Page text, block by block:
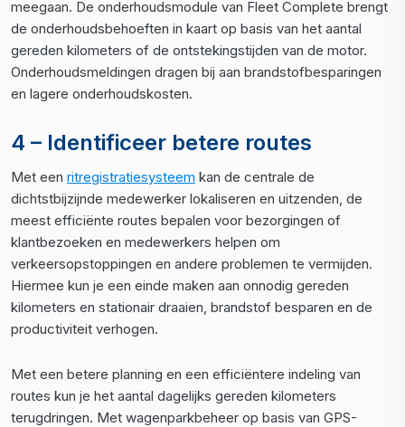
meegaan. De onderhoudsmodule van Fleet Complete brengt
de onderhoudsbehoeften in kaart op basis van het aantal
gereden kilometers of de ontstekingstijden van de motor.
Onderhoudsmeldingen dragen bij aan brandstofbesparingen
en lagere onderhoudskosten.
4 – Identificeer betere routes
Met een ritregistratiesysteem kan de centrale de
dichtstbijzijnde medewerker lokaliseren en uitzenden, de
meest efficiënte routes bepalen voor bezorgingen of
klantbezoeken en medewerkers helpen om
verkeersopstoppingen en andere problemen te vermijden.
Hiermee kun je een einde maken aan onnodig gereden
kilometers en stationair draaien, brandstof besparen en de
productiviteit verhogen.
Met een betere planning en een efficiëntere indeling van
routes kun je het aantal dagelijks gereden kilometers
terugdringen. Met wagenparkbeheer op basis van GPS-